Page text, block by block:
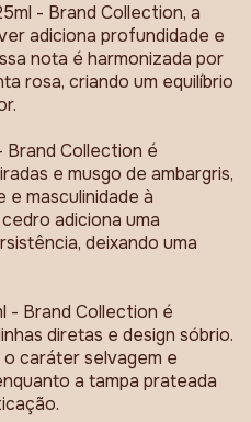
- Brand Collection, a
adiciona profundidade e
nota é harmonizada por
rosa, criando um equilíbrio
Brand Collection é
e musgo de ambargris,
masculinidade à
adiciona uma
deixando uma
- Brand Collection é
diretas e design sóbrio.
caráter selvagem e
a tampa prateada